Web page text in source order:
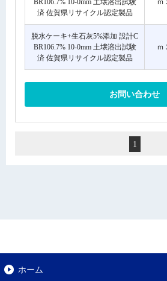
BR106.7% 10-0mm 土壌溶出試験
済 佐賀県リサイクル認定製品
ｍ
脱水ケーキ+生石灰5%添加 設計C
BR106.7% 10-0mm 土壌溶出試験
済 佐賀県リサイクル認定製品
ｍ
お問い合わせ
1
ホーム